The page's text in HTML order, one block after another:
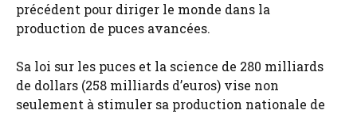
précédent pour diriger le monde dans la
production de puces avancées.
Sa loi sur les puces et la science de 280 milliards
de dollars (258 milliards d’euros) vise non
seulement à stimuler sa production nationale de